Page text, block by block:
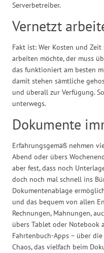
Serverbetreiber.
Vernetzt
Fakt ist: Wer Kosten und
arbeiten möchte, der muss
das funktioniert am besten
damit stehen sämtliche
und überall zur Verfügung.
unterwegs.
Dokumente
Erfahrungsgemäß nehmen
Abend oder übers
aber fest, dass noch
doch noch mal schnell ins
Dokumentenablage
und das bequem von allen
Rechnungen, Mahnungen,
übers Tablet oder Notebook
Fahrtenbuch-Apps – über
Chaos, das vielfach beim